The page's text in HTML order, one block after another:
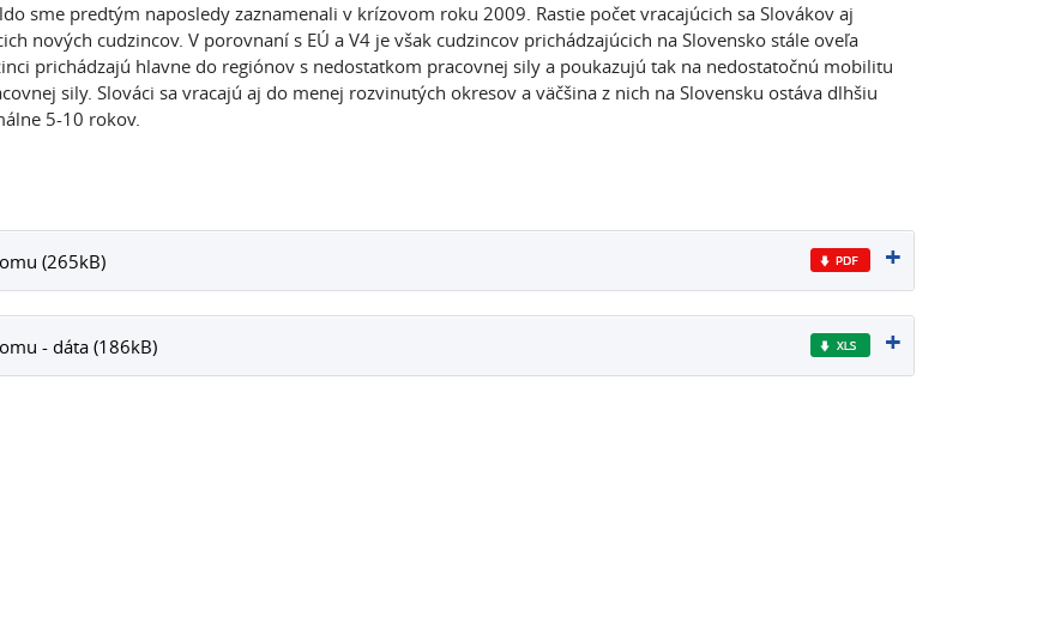
sme predtým naposledy zaznamenali v krízovom roku 2009. Rastie počet vracajúcich sa Slovákov aj
nových cudzincov. V porovnaní s EÚ a V4 je však cudzincov prichádzajúcich na Slovensko stále oveľa
prichádzajú hlavne do regiónov s nedostatkom pracovnej sily a poukazujú tak na nedostatočnú mobilitu
sily. Slováci sa vracajú aj do menej rozvinutých okresov a väčšina z nich na Slovensku ostáva dlhšiu
5-10 rokov.
(265kB)
- dáta (186kB)